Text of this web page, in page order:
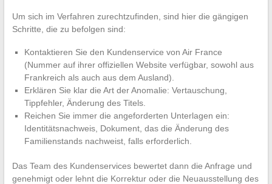
Um sich im Verfahren zurechtzufinden, sind hier die gängigen
Schritte, die zu befolgen sind:
Kontaktieren Sie den Kundenservice von Air France
(Nummer auf ihrer offiziellen Website verfügbar, sowohl aus
Frankreich als auch aus dem Ausland).
Erklären Sie klar die Art der Anomalie: Vertauschung,
Tippfehler, Änderung des Titels.
Reichen Sie immer die angeforderten Unterlagen ein:
Identitätsnachweis, Dokument, das die Änderung des
Familienstands nachweist, falls erforderlich.
Das Team des Kundenservices bewertet dann die Anfrage und
genehmigt oder lehnt die Korrektur oder die Neuausstellung des